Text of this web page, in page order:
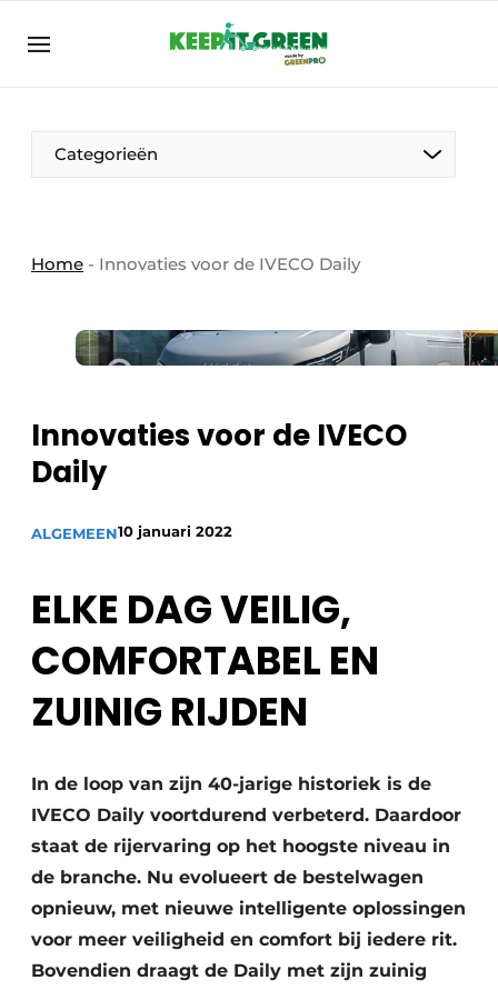
NL ENG FR
Categorieën
Home - Innovaties voor de IVECO Daily
Innovaties voor de IVECO
Daily
ALGEMEEN10 januari 2022
ELKE DAG VEILIG,
COMFORTABEL EN
ZUINIG RIJDEN
In de loop van zijn 40-jarige historiek is de
IVECO Daily voortdurend verbeterd. Daardoor
staat de rijervaring op het hoogste niveau in
de branche. Nu evolueert de bestelwagen
opnieuw, met nieuwe intelligente oplossingen
voor meer veiligheid en comfort bij iedere rit.
Bovendien draagt de Daily met zijn zuinig